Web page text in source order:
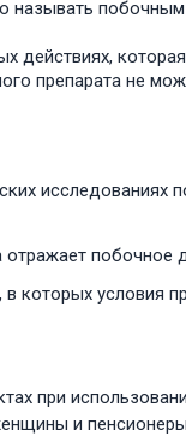
называть
действиях,
препарата не
исследованиях
побочное
которых условия
при
и